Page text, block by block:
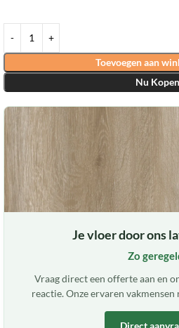
Toevoegen aan
Nu Kopen
Je vloer door ons
Zo
Vraag direct een offerte aan en
reactie. Onze ervaren
Direct